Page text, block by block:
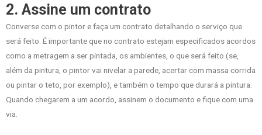
2. Assine um contrato
Converse com o pintor e faça um contrato detalhando o serviço que
será feito. É importante que no contrato estejam especificados acordos
como a metragem a ser pintada, os ambientes, o que será feito (se,
além da pintura, o pintor vai nivelar a parede, acertar com massa corrida
ou pintar o teto, por exemplo), e também o tempo que durará a pintura.
Quando chegarem a um acordo, assinem o documento e fique com uma
via.